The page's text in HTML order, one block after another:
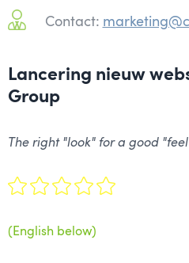
Contact:
Lancering nieuw
Group
The right "look" for a good
(English below)